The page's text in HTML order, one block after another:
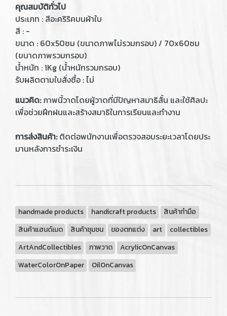
คุณสมบัติทั่วไป
ประเภท : สีอะคริริคบนผ้าใบ
สี : -
ขนาด : 60x50ซม (ขนาดภาพไม่รวมกรอบ) / 70x60ซม
(ขนาดภาพรวมกรอบ)
น้ำหนัก : 1Kg (น้ำหนักรวมกรอบ)
รับผลิตตามใบสั่งซื้อ : ไม่
แนวคิด:ภาพนี้วาดโดยผู้วาดที่มีปัญหาสมาธิสั้น และใช้ศิลปะ
เพื่อช่วยฝึกฝนและสร้างสมาธิในการเรียนและทำงาน
การส่งสินค้า:ติดต่อพนักงานเพื่อตรวจสอบระยะเวลาโดยประ
มานหลังการชำระเงิน
handmade products handicraft products
สินค้าทำมือ
สินค้าแฮนด์เมด
สินค้าชุมชน ของตกแต่ง art
collectibles
ArtAndCollectibles
ภาพวาด
AcrylicOnCanvas
WaterColorOnPaper
OilOnCanvas